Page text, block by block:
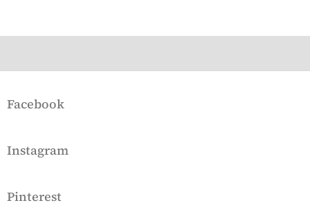
pFacebook
Instagram
Pinterest